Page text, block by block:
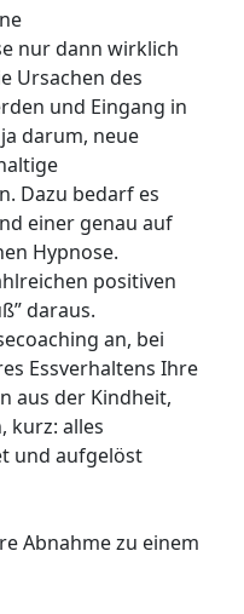
nur dann wirklich
Ursachen des
und Eingang in
darum, neue
Dazu bedarf es
einer genau auf
Hypnose.
positiven
daraus.
an, bei
Essverhaltens Ihre
aus der Kindheit,
kurz: alles
und aufgelöst
Abnahme zu einem